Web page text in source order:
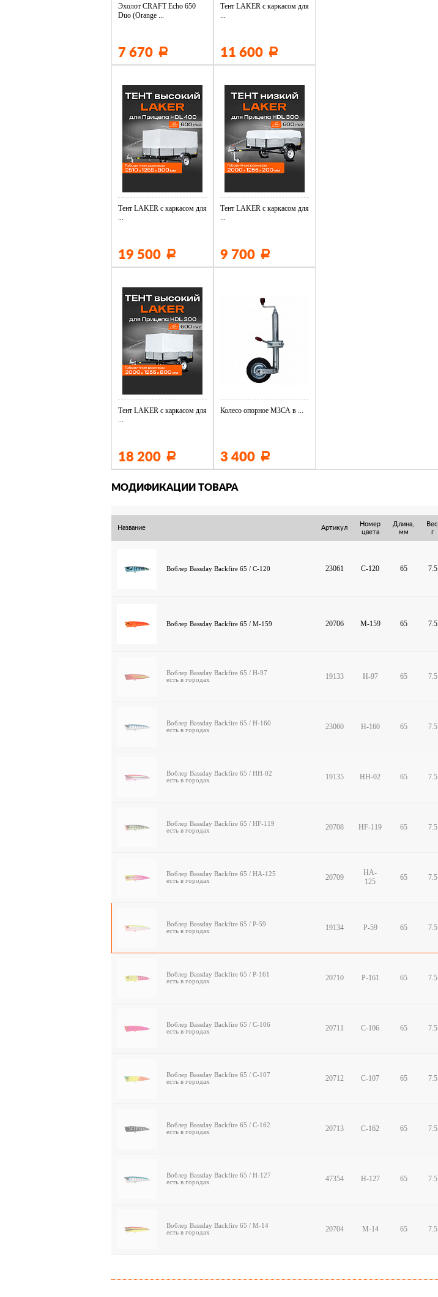
Эхолот CRAFT Echo 650
Duo (Orange ...
7 670 Р
Тент LAKER с каркасом для
...
11 600 Р
Тент LAKER с каркасом для
...
19 500 Р
Тент LAKER с каркасом для
...
9 700 Р
Тент LAKER с каркасом для
...
18 200 Р
Колесо опорное МЗСА в ...
3 400 Р
МОДИФИКАЦИИ ТОВАРА
Название Артикул
Номер
цвета
Длина,
мм
Вес,
г
Воблер Bassday Backfire 65 / C-120 23061 C-120 65 7.5
Воблер Bassday Backfire 65 / M-159 20706 M-159 65 7.5
Воблер Bassday Backfire 65 / H-97
есть в городах
19133 H-97 65 7.5
Воблер Bassday Backfire 65 / H-160
есть в городах
23060 H-160 65 7.5
Воблер Bassday Backfire 65 / HH-02
есть в городах
19135 HH-02 65 7.5
Воблер Bassday Backfire 65 / HF-119
есть в городах
20708 HF-119 65 7.5
Воблер Bassday Backfire 65 / HA-125
есть в городах
20709
HA-
125
65 7.5
Воблер Bassday Backfire 65 / P-59
есть в городах
19134 P-59 65 7.5
Воблер Bassday Backfire 65 / P-161
есть в городах
20710 P-161 65 7.5
Воблер Bassday Backfire 65 / C-106
есть в городах
20711 C-106 65 7.5
Воблер Bassday Backfire 65 / C-107
есть в городах
20712 C-107 65 7.5
Воблер Bassday Backfire 65 / C-162
есть в городах
20713 C-162 65 7.5
Воблер Bassday Backfire 65 / H-127
есть в городах
47354 H-127 65 7.5
Воблер Bassday Backfire 65 / M-14
есть в городах
20704 M-14 65 7.5